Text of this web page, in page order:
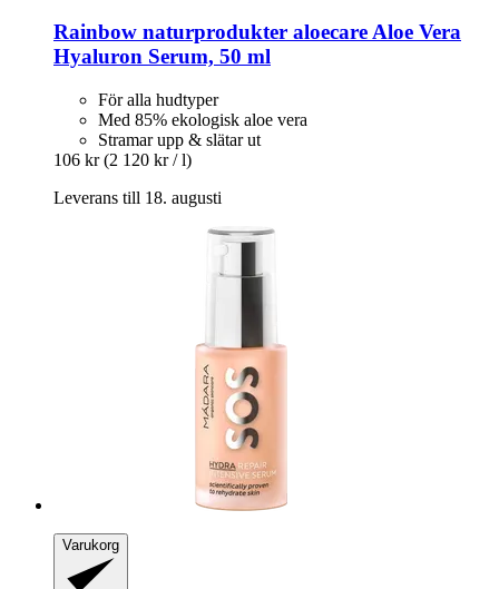
Rainbow naturprodukter aloecare Aloe Vera
Hyaluron Serum, 50 ml
För alla hudtyper
Med 85% ekologisk aloe vera
Stramar upp & slätar ut
106 kr (2 120 kr / l)
Leverans till 18. augusti
Varukorg